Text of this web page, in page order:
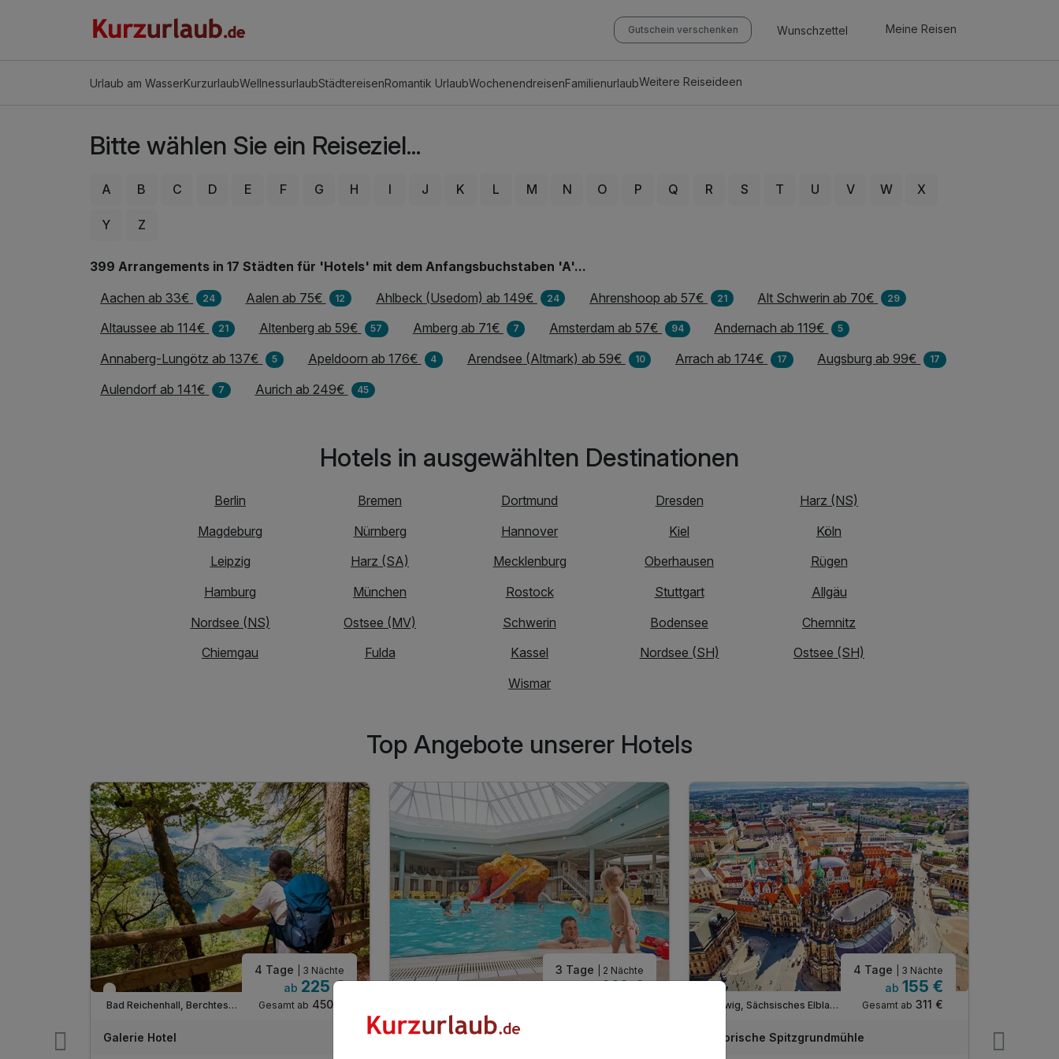
Gutschein verschenken Wunschzettel Meine Reisen
Urlaub am WasserKurzurlaubWellnessurlaubStädtereisenRomantik UrlaubWochenendreisenFamilienurlaubWeitere Reiseideen
Bitte wählen Sie ein Reiseziel...
A B C D E F G H I J K L M N O P Q R S T U V W X
Y Z
399 Arrangements in 17 Städten für 'Hotels' mit dem Anfangsbuchstaben 'A'...
Aachen ab 33€
24 Aalen ab 75€ 12 Ahlbeck (Usedom) ab 149€ 24 Ahrenshoop ab 57€ 21 Alt Schwerin ab 70€ 29
Altaussee ab 114€ 21 Altenberg ab 59€ 57 Amberg ab 71€ 7 Amsterdam ab 57€ 94 Andernach ab 119€ 5
Annaberg-Lungötz ab 137€ 5 Apeldoorn ab 176€ 4 Arendsee (Altmark) ab 59€ 10 Arrach ab 174€ 17 Augsburg ab 99€ 17
Aulendorf ab 141€ 7 Aurich ab 249€ 45
Hotels in ausgewählten Destinationen
Berlin Bremen Dortmund Dresden
Harz (NS)
Magdeburg
Nürnberg Hannover Kiel
Köln
Leipzig
Harz (SA) Mecklenburg Oberhausen
Rügen
Hamburg
München Rostock Stuttgart
Allgäu
Nordsee (NS)
Ostsee (MV) Schwerin Bodensee
Chemnitz
Chiemgau
Fulda Kassel Nordsee (SH)
Ostsee (SH)
Wismar
Top Angebote unserer Hotels
Teilweise ausgelastet
Bad Reichenhall, Berchtesgadener Land
4 Tage | 3 Nächte
ab 225 €
Gesamt ab 450 €
Galerie Hotel
3 Tage | 2 Nächte
140 €
Aparthotel Tropenhaus Bansin
In 2 Wochen wieder frei
Coswig, Sächsisches Elbland
4 Tage | 3 Nächte
ab 155 €
Gesamt ab 311 €
Historische Spitzgrundmühle Best